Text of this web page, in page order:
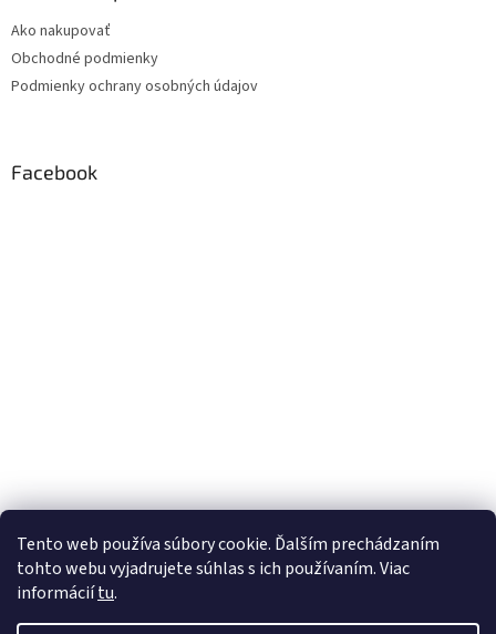
Tento web používa súbory cookie. Ďalším prechádzaním
tohto webu vyjadrujete súhlas s ich používaním. Viac
informáciítu.
Ako nakupovať
Obchodné podmienky
Podmienky ochrany osobných údajov
Facebook